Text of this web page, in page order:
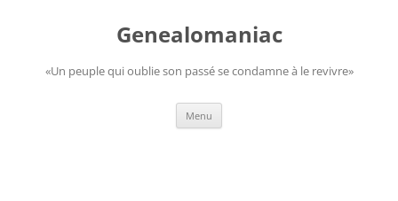
Genealomaniac
«Un peuple qui oublie son passé se condamne à le revivre»
Menu